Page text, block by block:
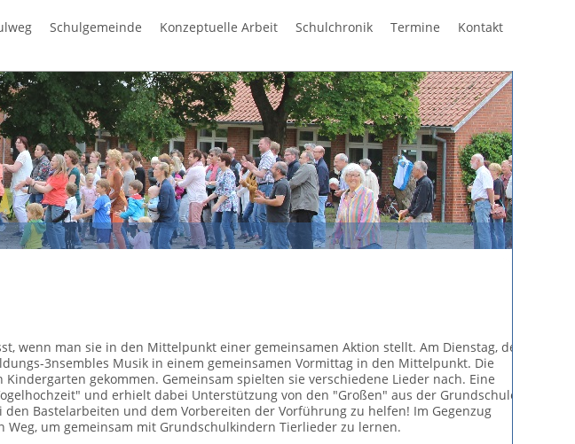
Kontakt
Termine
Schulchronik
Konzeptuelle Arbeit
Schulgemeinde
wenn man sie in den Mittelpunkt einer gemeinsamen Aktion stellt. Am Dienstag, den
3nsembles Musik in einem gemeinsamen Vormittag in den Mittelpunkt. Die
gekommen. Gemeinsam spielten sie verschiedene Lieder nach. Eine
und erhielt dabei Unterstützung von den "Großen" aus der Grundschule.
Bastelarbeiten und dem Vorbereiten der Vorführung zu helfen! Im Gegenzug
um gemeinsam mit Grundschulkindern Tierlieder zu lernen.